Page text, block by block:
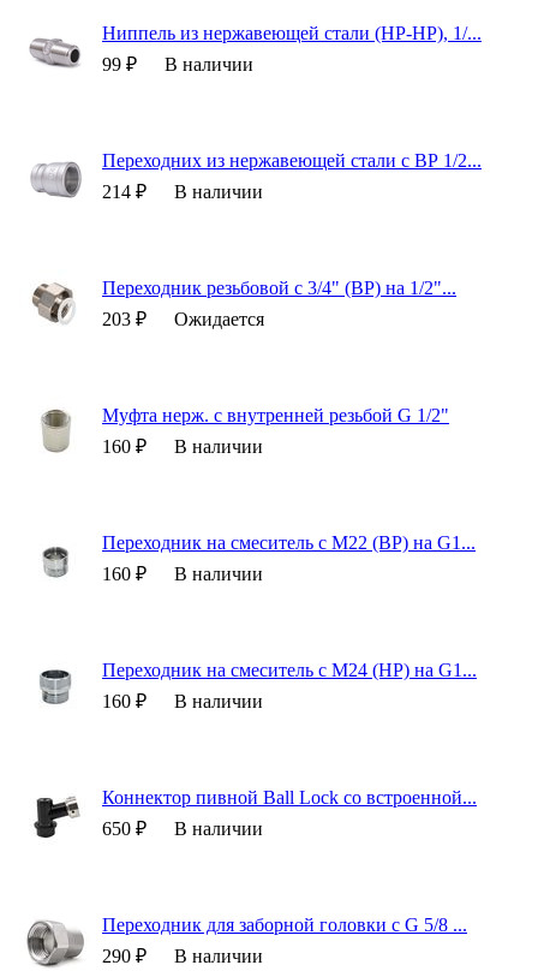
Ниппель из нержавеющей стали (НР-НР), 1/...
99 ₽
В наличии
Переходних из нержавеющей стали с ВР 1/2...
214 ₽
В наличии
Переходник резьбовой с 3/4" (ВР) на 1/2"...
203 ₽
Ожидается
Муфта нерж. с внутренней резьбой G 1/2"
160 ₽
В наличии
Переходник на смеситель с М22 (ВР) на G1...
160 ₽
В наличии
Переходник на смеситель с М24 (НР) на G1...
160 ₽
В наличии
Коннектор пивной Ball Lock со встроенной...
650 ₽
В наличии
Переходник для заборной головки с G 5/8 ...
290 ₽
В наличии